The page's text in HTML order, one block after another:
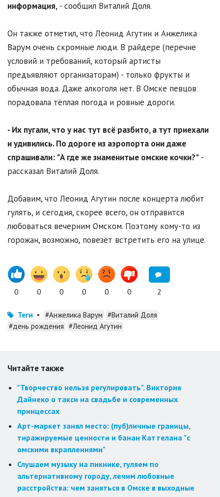
информация, - сообщил Виталий Доля.
Он также отметил, что Леонид Агутин и Анжелика
Варум очень скромные люди. В райдере (перечне
условий и требований, который артисты
предъявляют организаторам) - только фрукты и
обычная вода. Даже алкоголя нет. В Омске певцов
порадовала тёплая погода и ровные дороги.
- Их пугали, что у нас тут всё разбито, а тут приехали
и удивились. По дороге из аэропорта они даже
спрашивали: "А где же знаменитые омские кочки?" -
рассказал Виталий Доля.
Добавим, что Леонид Агутин после концерта любит
гулять, и сегодня, скорее всего, он отправится
любоваться вечерним Омском. Поэтому кому-то из
горожан, возможно, повезёт встретить его на улице.
0 0 0 0 0 0 2
Теги • #Анжелика Варум #Виталий Доля
#день рождения #Леонид Агутин
Читайте также
"Творчество нельзя регулировать". Виктория
Дайнеко о такси на свадьбе и современных
принцессах
Арт-маркет занял место: (пуб)личные границы,
тиражируемые ценности и банан Каттелана "с
омскими вкраплениями"
Слушаем музыку на пикнике, гуляем по
альтернативному городу, лечим любовные
расстройства: чем заняться в Омске в выходные